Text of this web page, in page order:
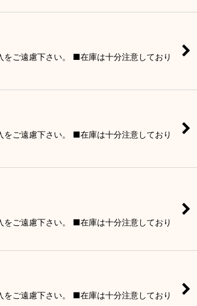
ご遠慮下さい。 ■在庫は十分注意しており
ご遠慮下さい。 ■在庫は十分注意しており
ご遠慮下さい。 ■在庫は十分注意しており
ご遠慮下さい。 ■在庫は十分注意しており